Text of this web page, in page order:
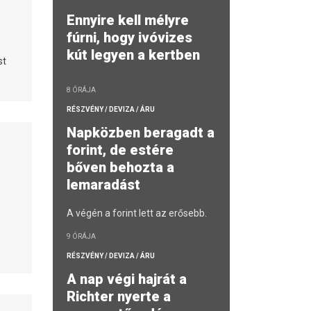
Ennyire kell mélyre
fúrni, hogy ivóvizes
kút legyen a kertben
8 ÓRÁJA
RÉSZVÉNY / DEVIZA / ÁRU
Napközben beragadt a
forint, de estére
bőven behozta a
lemaradást
A végén a forint lett az erősebb.
9 ÓRÁJA
RÉSZVÉNY / DEVIZA / ÁRU
A nap végi hajrát a
Richter nyerte a